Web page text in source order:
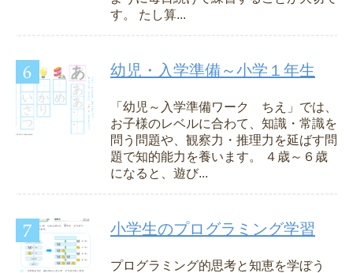
す。 たし算...
幼児・入学準備～小学１年生
「幼児～入学準備ワーク ちえ」では、
お子様のレベルに合わて、知識・常識を
問う問題や、観察力・推理力を延ばす問
題で知的能力を養います。 ４歳～６歳
になると、遊び...
小学生のプログラミング学習
プログラミング的思考と知恵を学ぼう